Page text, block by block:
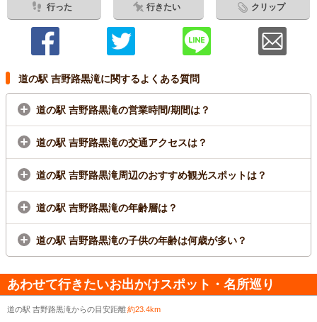
行った 行きたい クリップ
道の駅 吉野路黒滝に関するよくある質問
道の駅 吉野路黒滝の営業時間/期間は？
道の駅 吉野路黒滝の交通アクセスは？
道の駅 吉野路黒滝周辺のおすすめ観光スポットは？
道の駅 吉野路黒滝の年齢層は？
道の駅 吉野路黒滝の子供の年齢は何歳が多い？
あわせて行きたいお出かけスポット・名所巡り
道の駅 吉野路黒滝からの目安距離約23.4km